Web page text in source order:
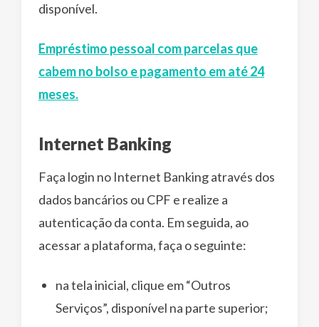
disponível.
Empréstimo pessoal com parcelas que
cabem no bolso e pagamento em até 24
meses.
Internet Banking
Faça login no Internet Banking através dos
dados bancários ou CPF e realize a
autenticação da conta. Em seguida, ao
acessar a plataforma, faça o seguinte:
na tela inicial, clique em “Outros
Serviços”, disponível na parte superior;